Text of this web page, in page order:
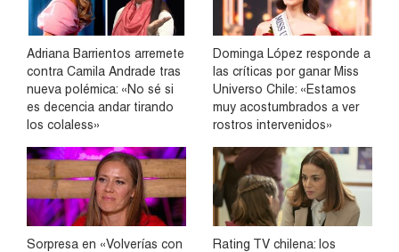
Adriana Barrientos arremete
contra Camila Andrade tras
nueva polémica: «No sé si
es decencia andar tirando
los colaless»
Dominga López responde a
las críticas por ganar Miss
Universo Chile: «Estamos
muy acostumbrados a ver
rostros intervenidos»
Sorpresa en «Volverías con
Rating TV chilena: los